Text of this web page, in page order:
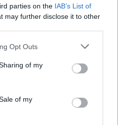
parties on the IAB’s List of
may further disclose it to other
Opt Outs
of my
of my
ancora 24 anni, se
la possibilità di
di Champions col
riflessione principale
ore: